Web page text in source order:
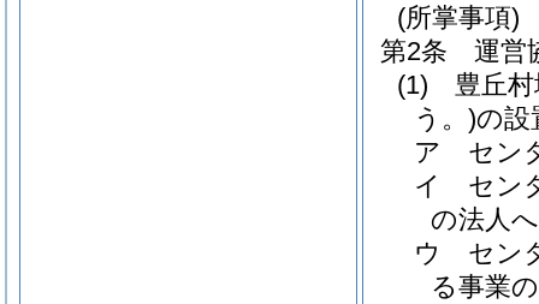
(所掌事項)
第2条
運営
(1)
豊丘
う。)の設
ア
セン
イ
セン
の法人
ウ
セン
る事業